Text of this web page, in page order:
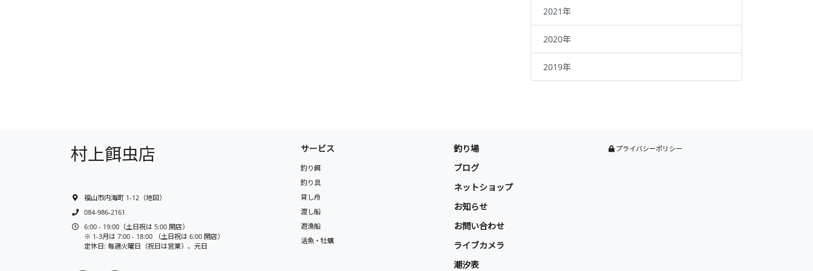
2021年
2020年
2019年
村上餌虫店
福山市内海町 1-12 （地図）
084-986-2161
6:00 - 19:00（土日祝は 5:00 開店）
※ 1-3月は 7:00 - 18:00 （土日祝は 6:00 開店）
定休日: 毎週火曜日（祝日は営業）、元日
サービス
釣り餌
釣り具
貸し舟
渡し船
遊漁船
活魚・牡蠣
釣り場
ブログ
ネットショップ
お知らせ
お問い合わせ
ライブカメラ
潮汐表
プライバシーポリシー